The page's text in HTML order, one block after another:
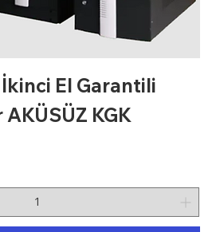
İkinci El Garantili
KGK